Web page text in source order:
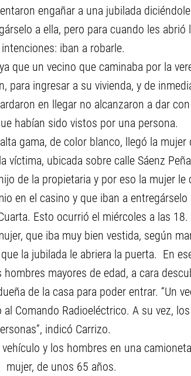
engañar a una jubilada
a ella, pero para cuando les abrió
iban a robarle.
que un vecino que caminaba por la
para ingresar a su vivienda, y de
en llegar no alcanzaron a dar
habían sido vistos por una persona.
gama, de color blanco, llegó la
víctima, ubicada sobre calle Sáenz
de la propietaria y por eso la mujer
en el casino y que iban a
Esto ocurrió el miércoles a las 18.
que iba muy bien vestida, según
la jubilada le abriera la puerta. En
mayores de edad, a cara
de la casa para poder entrar. “Un
Comando Radioeléctrico. A su vez,
indicó Carrizo.
y los hombres en una
mujer, de unos 65 años.